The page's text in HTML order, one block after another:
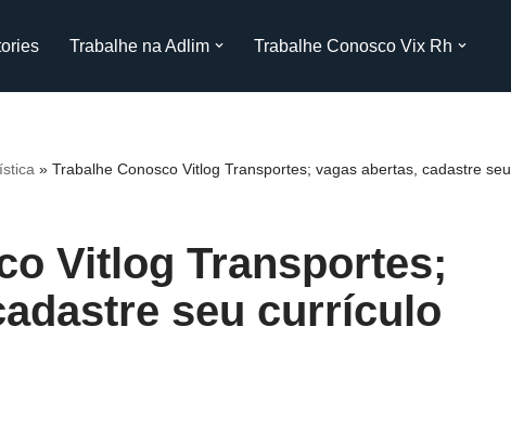
Trabalhe na Adlim Trabalhe Conosco Vix Rh
» Trabalhe Conosco Vitlog Transportes; vagas abertas, cadastre seu
Vitlog Transportes;
seu currículo